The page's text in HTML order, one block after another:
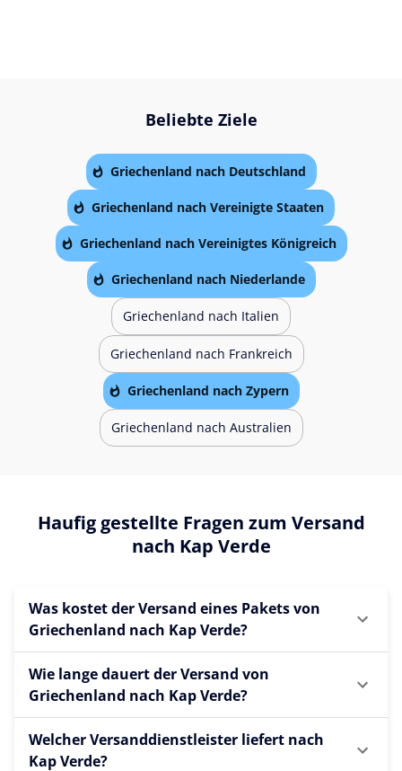
Beliebte Ziele
Griechenland nach Deutschland
Griechenland nach Vereinigte Staaten
Griechenland nach Vereinigtes Königreich
Griechenland nach Niederlande
Griechenland nach Italien
Griechenland nach Frankreich
Griechenland nach Zypern
Griechenland nach Australien
Haufig gestellte Fragen zum Versand
nach Kap Verde
Was kostet der Versand eines Pakets von
Griechenland nach Kap Verde?
Wie lange dauert der Versand von
Griechenland nach Kap Verde?
Welcher Versanddienstleister liefert nach
Kap Verde?